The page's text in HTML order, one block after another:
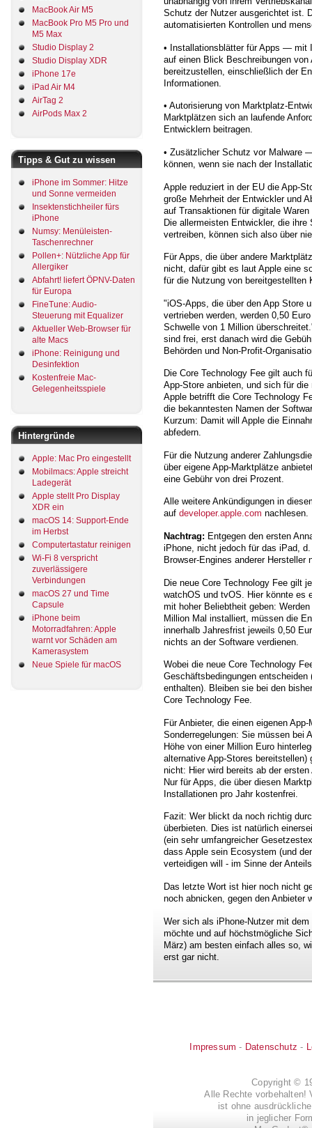
MacBook Air M5
MacBook Pro M5 Pro und
M5 Max
Studio Display 2
Studio Display XDR
iPhone 17e
iPad Air M4
AirTag 2
AirPods Max 2
Tipps & Gut zu wissen
iPhone im Sommer: Hitze
und Sonne vermeiden
Insektenstichheiler fürs
iPhone
Numsy: Menüleisten-
Taschenrechner
Pollen+: Nützliche App für
Allergiker
Abfahrt! liefert ÖPNV-Daten
für Europa
FineTune: Audio-
Steuerung mit Equalizer
Aktueller Web-Browser für
alte Macs
iPhone: Reinigung und
Desinfektion
Kostenfreie Mac-
Gelegenheitsspiele
Hintergründe
Apple: Mac Pro eingestellt
Mobilmacs: Apple streicht
Ladegerät
Apple stellt Pro Display
XDR ein
macOS 14: Support-Ende
im Herbst
Computertastatur reinigen
Wi-Fi 8 verspricht
zuverlässigere
Verbindungen
macOS 27 und Time
Capsule
iPhone beim
Motorradfahren: Apple
warnt vor Schäden am
Kamerasystem
Neue Spiele für macOS
Schutz der Nutzer ausgerichtet ist.
automatisierten Kontrollen und
• Installationsblätter für Apps — mit
auf einen Blick Beschreibungen
bereitzustellen, einschließlich der
Informationen.
• Autorisierung von Marktplatz-
Marktplätzen sich an laufende
Entwicklern beitragen.
• Zusätzlicher Schutz vor Malware
können, wenn sie nach der
Apple reduziert in der EU die App-
große Mehrheit der Entwickler und
auf Transaktionen für digitale
Die allermeisten Entwickler, die ihre
vertreiben, können sich also über
Für Apps, die über andere
nicht, dafür gibt es laut Apple eine
für die Nutzung von bereitgestellten
"iOS-Apps, die über den App Store
vertrieben werden, werden 0,50
Schwelle von 1 Million
sind frei, erst danach wird die
Behörden und Non-Profit-
Die Core Technology Fee gilt auch
App-Store anbieten, und sich für
Apple betrifft die Core Technology
die bekanntesten Namen der
Kurzum: Damit will Apple die
abfedern.
Für die Nutzung anderer
über eigene App-Marktplätze
eine Gebühr von drei Prozent.
Alle weitere Ankündigungen in
auf developer.apple.com nachlesen.
Nachtrag: Entgegen den ersten
iPhone, nicht jedoch für das iPad,
Browser-Engines anderer Hersteller
Die neue Core Technology Fee gilt
watchOS und tvOS. Hier könnte es
mit hoher Beliebtheit geben:
Million Mal installiert, müssen die
innerhalb Jahresfrist jeweils 0,50
nichts an der Software verdienen.
Wobei die neue Core Technology
Geschäftsbedingungen
enthalten). Bleiben sie bei den
Core Technology Fee.
Für Anbieter, die einen eigenen
Sonderregelungen: Sie müssen bei
Höhe von einer Million Euro
alternative App-Stores bereitstellen)
nicht: Hier wird bereits ab der
Nur für Apps, die über diesen
Installationen pro Jahr kostenfrei.
Fazit: Wer blickt da noch richtig
überbieten. Dies ist natürlich
(ein sehr umfangreicher
dass Apple sein Ecosystem (und
verteidigen will - im Sinne der
Das letzte Wort ist hier noch nicht
noch abnicken, gegen den Anbieter
Wer sich als iPhone-Nutzer mit
möchte und auf höchstmögliche
März) am besten einfach alles so,
erst gar nicht.
Impressum - Datenschutz -
Copyright ©
Alle Rechte vorbehalten!
ist ohne
in jeglicher